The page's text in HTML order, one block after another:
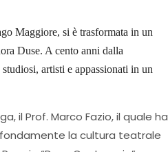
Maggiore, si è trasformata in un
Duse. A cento anni dalla
artisti e appassionati in un
il Prof. Marco Fazio, il quale ha
la cultura teatrale